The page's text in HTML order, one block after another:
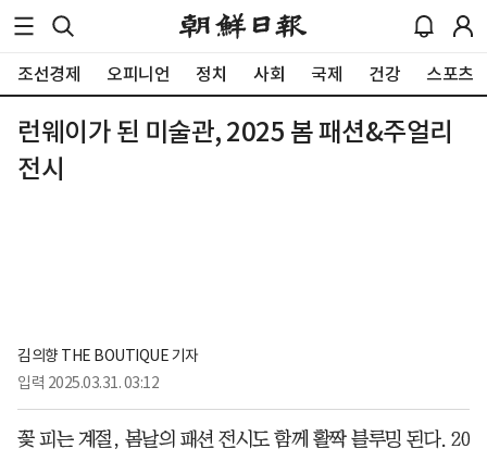
조선경제 오피니언 정치 사회 국제 건강 스포츠
런웨이가 된 미술관, 2025 봄 패션&주얼리
전시
김의향 THE BOUTIQUE 기자
입력 2025.03.31. 03:12
꽃 피는 계절, 봄날의 패션 전시도 함께 활짝 블루밍 된다. 20